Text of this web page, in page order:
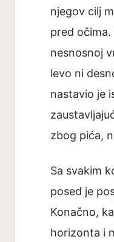
njegov cilj
pred
nesnosnoj
levo ni
nastavio je
zbog pića,
Sa svakim
posed je
Konačno,
horizonta i